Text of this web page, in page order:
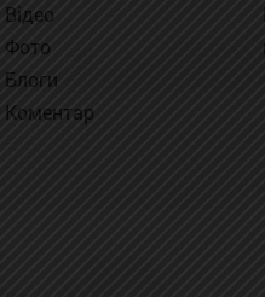
Відео
Фото
Блоги
Коментар